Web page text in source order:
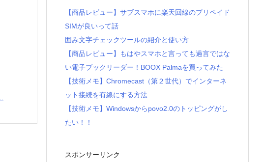
【商品レビュー】サブスマホに楽天回線のプリペイド
SIMが良いって話
囲み文字チェックツールの紹介と使い方
【商品レビュー】もはやスマホと言っても過言ではな
い電子ブックリーダー！BOOX Palmaを買ってみた
【技術メモ】Chromecast（第２世代）でインターネ
ット接続を有線にする方法
【技術メモ】Windowsからpovo2.0のトッピングがし
たい！！
スポンサーリンク